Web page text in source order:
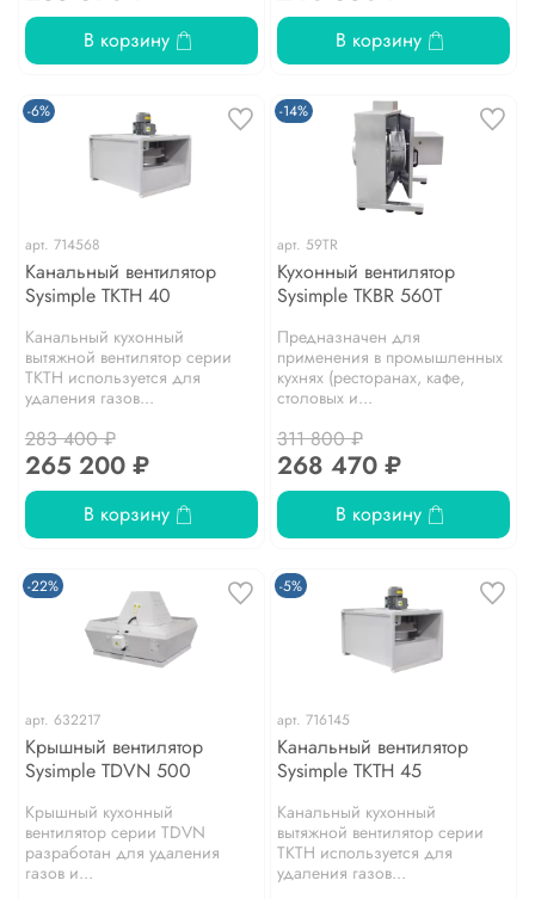
В корзину В корзину
-6%
арт. 714568
Канальный вентилятор
Sysimple TKTH 40
Канальный кухонный
вытяжной вентилятор серии
TKTH используется для
удаления газов...
283 400 ₽
265 200 ₽
В корзину
-14%
арт. 59TR
Кухонный вентилятор
Sysimple TKBR 560T
Предназначен для
применения в промышленных
кухнях (ресторанах, кафе,
столовых и...
311 800 ₽
268 470 ₽
В корзину
-22%
арт. 632217
Крышный вентилятор
Sysimple TDVN 500
Крышный кухонный
вентилятор серии TDVN
разработан для удаления
газов и...
-5%
арт. 716145
Канальный вентилятор
Sysimple TKTH 45
Канальный кухонный
вытяжной вентилятор серии
TKTH используется для
удаления газов...